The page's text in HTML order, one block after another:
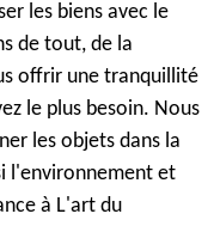
les biens avec le
de tout, de la
offrir une tranquillité
le plus besoin. Nous
les objets dans la
l'environnement et
à L'art du